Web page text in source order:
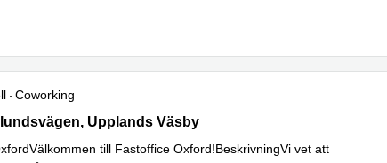
Coworking
2, Upplands Väsby
Upplands Väsby
till Fastoffice Oxford!BeskrivningVi vet att